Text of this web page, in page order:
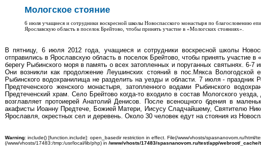
Мологское стояние
6 июля учащиеся и сотрудники воскресной школы Новоспасского монастыря по благословению
Ярославскую область в поселок Брейтово, чтобы принять участие в «Мологских стояниях».
В пятницу, 6 июля 2012 года, учащиеся и сотрудники воскресной школы
отправились в Ярославскую область в поселок Брейтово, чтобы принять участие
берегу Рыбинского моря в память о всех затопленных и поруганных святынях. 6-
Они возникли как продолжение Леушинских стояний в пос.Мякса
Рыбинского водохранилища не разделить на уезды и области. 7 июля -
Предтеченского женского монастыря, затопленного водами Рыбинского
Предтеченский храм. Село Брейтово когда-то входило в состав Мологского
возглавляет протоиерей Анатолий Денисов. После всенощного бдения в
акафисты Иоанну Предтече, Божией Матери, Иисусу Сладчайшему, Святителю
Ярославля, окрестных сел и деревень. Около 30 человек едут на стояния из
Warning: include() [function.include]: open_basedir restriction in effect. File(/www/vhosts/spasnanovom.ru/html/
(/www/vhosts/17483:/tmp:/usr/local/lib/php) in /www/vhosts/17483/spasnanovom.ru/test/app/webroot/